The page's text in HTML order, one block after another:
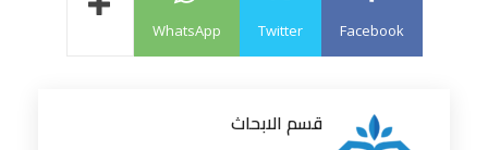
Facebook
Twitter
WhatsApp
قسم الابحاث